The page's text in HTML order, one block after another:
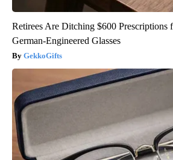
Retirees Are Ditching $600 Prescriptions
German-Engineered Glasses
GekkoGifts